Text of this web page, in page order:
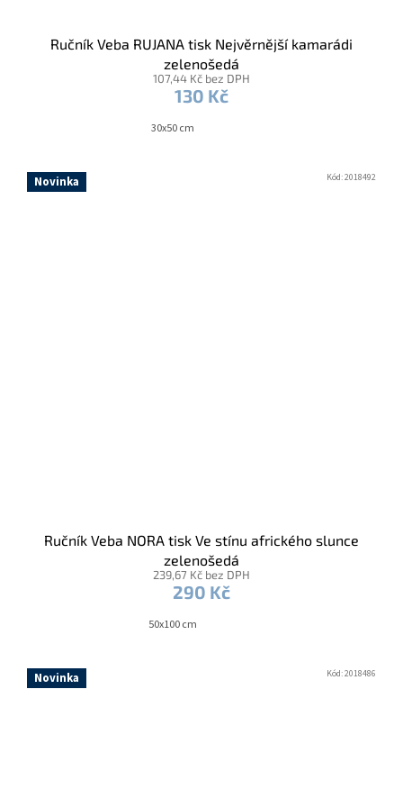
Ručník Veba RUJANA tisk Nejvěrnější kamarádi
zelenošedá
107,44 Kč bez DPH
130 Kč
30x50 cm
Novinka
Ručník Veba NORA tisk Ve stínu afrického slunce
zelenošedá
239,67 Kč bez DPH
290 Kč
50x100 cm
Kód:2018492
Novinka Kód:2018486